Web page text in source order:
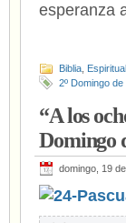
esperanza
Biblia
2º Domingo
“A los
Domingo
domingo, 19